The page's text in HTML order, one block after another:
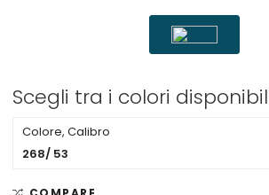
Scegli tra i colori
Colore, Calibro
268/ 53